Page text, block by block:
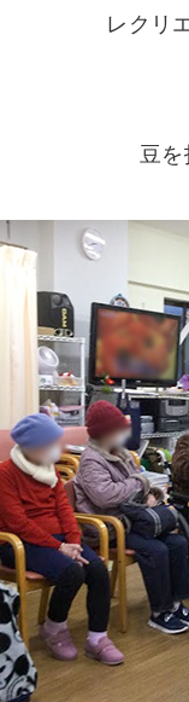
レクリ
豆を